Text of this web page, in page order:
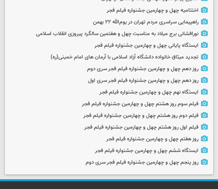
اختتامیه چهل و چهارمین جشنواره فیلم فجر
راهپیمایی سراسری مردم تهران در یوم‌الله ۲۲ بهمن
نورافشانی برج میلاد به مناسبت چهل‌ و هفتمین سالگرد پیروزی انقلاب اسلامی
ایستگاه پایانی چهل و چهارمین جشنواره فیلم فجر
تجدید میثاق خانواده دانشگاه آزاد اسلامی با آرمان های امام خمینی(ره)
روز دهم چهل و چهارمین جشنواره فیلم فجر سری دوم
روز دهم چهل و چهارمین جشنواره فیلم فجر سری اول
ایستگاه نهم چهل و چهارمین جشنواره فیلم فجر
فیلم سوم روز هشتم چهل و چهارمین جشنواره فیلم فجر
فیلم دوم روز هشتم چهل و چهارمین جشنواره فیلم فجر
فیلم اول روز هشتم چهل و چهارمین جشنواره فیلم فجر
روز هفتم چهل و چهارمین جشنواره فیلم فجر
ایستگاه ششم چهل و چهارمین جشنواره فیلم فجر
روز پنجم چهل و چهارمین جشنواره فیلم فجر سری دوم